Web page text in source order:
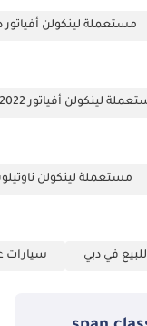
مستعملة لينكولن أفياتور
لينكولن أفياتور 2022
مستعملة لينكولن
في دبي سيارات